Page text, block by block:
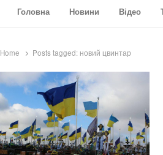
Головна
Новини Відео
Home Posts tagged: новий цвинтар